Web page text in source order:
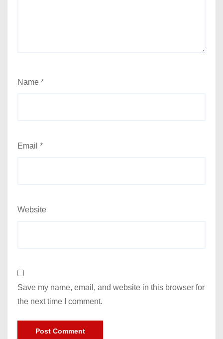
Name *
Email *
Website
Save my name, email, and website in this browser for
the next time I comment.